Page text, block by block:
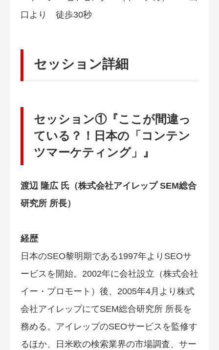
口より 徒歩30秒
セッション詳細
セッション①『ここが間違っ
ている？！日本の「コンテン
ツマーケティング」』
渡辺 隆広 氏（株式会社アイレップ SEM総合
研究所 所長）
経歴
日本のSEO黎明期である1997年よりSEOサ
ービスを開始。2002年に会社設立（株式会社
イー・プロモート）後、2005年4月より株式
会社アイレップにてSEM総合研究所 所長を
務める。アイレップのSEOサービスを監修す
るほか、日米欧の検索業界の市場調査、サー